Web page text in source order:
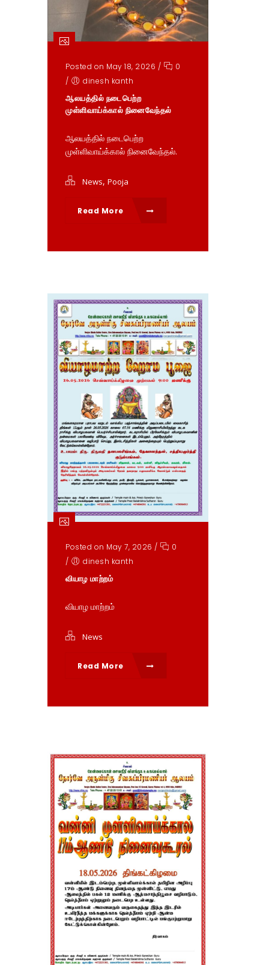
Posted on May 18, 2026 /
0
/
dinesh kanth
ஆலயத்தில் நடைபெற்ற
முள்ளிவாய்க்கால் நினைவேந்தல்
ஆலயத்தில் நடைபெற்ற
முள்ளிவாய்க்கால் நினைவேந்தல்.
News, Pooja
Read More
Posted on May 7, 2026 /
0
/
dinesh kanth
வியாழ மாற்றம்
வியாழ மாற்றம்
News
Read More